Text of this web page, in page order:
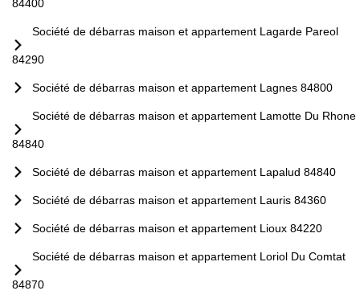
84400
Société de débarras maison et appartement Lagarde Pareol
84290
Société de débarras maison et appartement Lagnes 84800
Société de débarras maison et appartement Lamotte Du Rhone
84840
Société de débarras maison et appartement Lapalud 84840
Société de débarras maison et appartement Lauris 84360
Société de débarras maison et appartement Lioux 84220
Société de débarras maison et appartement Loriol Du Comtat
84870